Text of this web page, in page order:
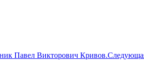
Павел Викторович Кривов.